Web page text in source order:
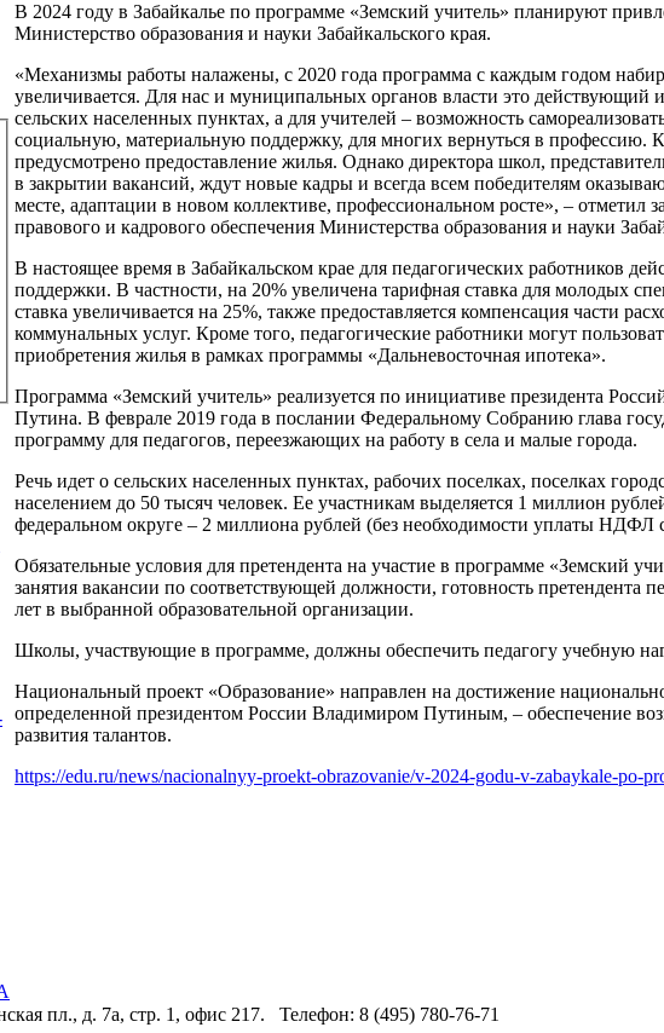
В 2024 году в Забайкалье по программе «Земский учитель» планируют
Министерство образования и науки Забайкальского края.
«Механизмы работы налажены, с 2020 года программа с каждым годом
увеличивается. Для нас и муниципальных органов власти это действующий
сельских населенных пунктах, а для учителей – возможность
социальную, материальную поддержку, для многих вернуться в профессию.
предусмотрено предоставление жилья. Однако директора школ,
в закрытии вакансий, ждут новые кадры и всегда всем победителям
месте, адаптации в новом коллективе, профессиональном росте», – отметил
правового и кадрового обеспечения Министерства образования и науки
В настоящее время в Забайкальском крае для педагогических работников
поддержки. В частности, на 20% увеличена тарифная ставка для молодых
ставка увеличивается на 25%, также предоставляется компенсация части
коммунальных услуг. Кроме того, педагогические работники могут
приобретения жилья в рамках программы «Дальневосточная ипотека».
Программа «Земский учитель» реализуется по инициативе президента
Путина. В феврале 2019 года в послании Федеральному Собранию глава
программу для педагогов, переезжающих на работу в села и малые города.
Речь идет о сельских населенных пунктах, рабочих поселках, поселках
населением до 50 тысяч человек. Ее участникам выделяется 1 миллион
федеральном округе – 2 миллиона рублей (без необходимости уплаты НДФЛ
Обязательные условия для претендента на участие в программе «Земский
занятия вакансии по соответствующей должности, готовность претендента
лет в выбранной образовательной организации.
Школы, участвующие в программе, должны обеспечить педагогу учебную
Национальный проект «Образование» направлен на достижение
определенной президентом России Владимиром Путиным, – обеспечение
развития талантов.
https://edu.ru/news/nacionalnyy-proekt-obrazovanie/v-2024-godu-v-zabaykale-po-
пл., д. 7а, стр. 1, офис 217. Телефон: 8 (495) 780-76-71